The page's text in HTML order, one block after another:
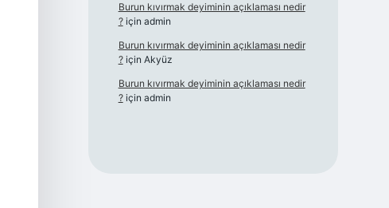
Burun kıvırmak deyiminin açıklaması nedir
?için admin
Burun kıvırmak deyiminin açıklaması nedir
?için Akyüz
Burun kıvırmak deyiminin açıklaması nedir
?için admin